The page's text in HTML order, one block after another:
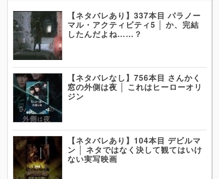
【ネタバレあり】337本目 パラノー
マル・アクティビティ5 │ か、完結
したんだよね……？
【ネタバレなし】756本目 さんかく
窓の外側は夜 │ これはヒーローオリ
ジン
【ネタバレあり】104本目 デビルマ
ン │ ネタではなく決して観てはいけ
ない実写映画